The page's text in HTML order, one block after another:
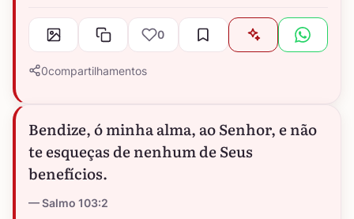
0
0compartilhamentos
Bendize, ó minha alma, ao Senhor, e não
te esqueças de nenhum de Seus
benefícios.
Salmo 103:2